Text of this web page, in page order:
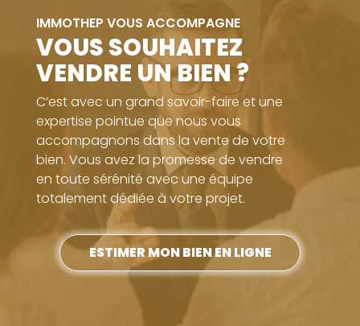
IMMOTHEP VOUS ACCOMPAGNE
VOUS SOUHAITEZ
VENDRE UN BIEN ?
C’est avec un grand savoir-faire et une
expertise pointue que nous vous
accompagnons dans la vente de votre
bien. Vous avez la promesse de vendre
en toute sérénité avec une équipe
totalement dédiée à votre projet.
ESTIMER MON BIEN EN LIGNE